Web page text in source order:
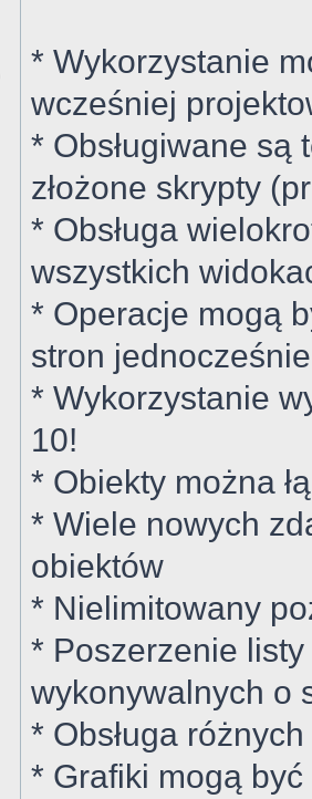
* Wykorzystanie
wcześniej
* Obsługiwane są
złożone skrypty
* Obsługa
wszystkich
* Operacje mogą
stron
* Wykorzystanie
10!
* Obiekty można
* Wiele nowych
obiektów
* Nielimitowany
* Poszerzenie
wykonywalnych o
* Obsługa
* Grafiki mogą